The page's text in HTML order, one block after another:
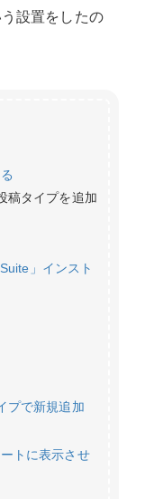
設置をしたの
タイプを追加
」インスト
プで新規追加
トに表示させ